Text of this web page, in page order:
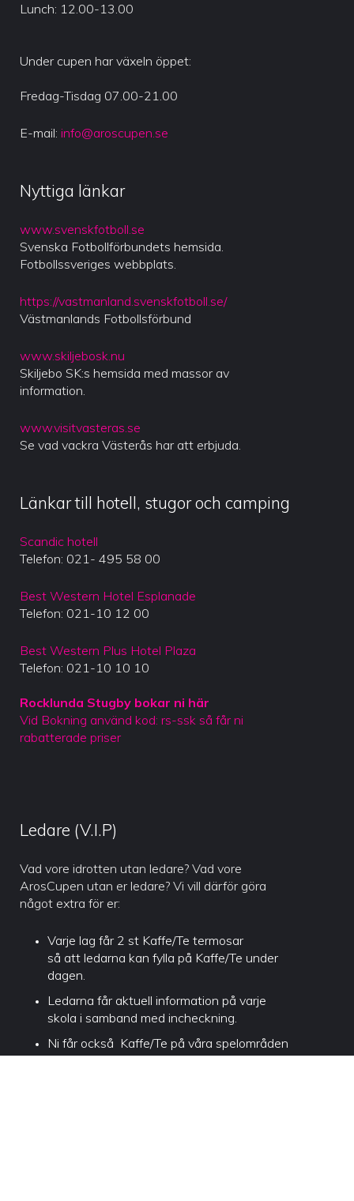
Lunch: 12.00-13.00
Under cupen har växeln öppet:
Fredag-Tisdag 07.00-21.00
E-mail: info@aroscupen.se
Nyttiga länkar
www.svenskfotboll.se
Svenska Fotbollförbundets hemsida.
Fotbollssveriges webbplats.
https://vastmanland.svenskfotboll.se/
Västmanlands Fotbollsförbund
www.skiljebosk.nu
Skiljebo SK:s hemsida med massor av
information.
www.visitvasteras.se
Se vad vackra Västerås har att erbjuda.
Länkar till hotell, stugor och camping
Scandic hotell
Telefon: 021- 495 58 00
Best Western Hotel Esplanade
Telefon: 021-10 12 00
Best Western Plus Hotel Plaza
Telefon: 021-10 10 10
Rocklunda Stugby bokar ni här
Vid Bokning använd kod: rs-ssk så får ni
rabatterade priser
Ledare (V.I.P)
Vad vore idrotten utan ledare? Vad vore
ArosCupen utan er ledare? Vi vill därför göra
något extra för er:
Varje lag får 2 st Kaffe/Te termosar
så att ledarna kan fylla på Kaffe/Te under
dagen.
Ledarna får aktuell information på varje
skola i samband med incheckning.
Ni får också Kaffe/Te på våra spelområden
mot uppvisande av era deltagarband och